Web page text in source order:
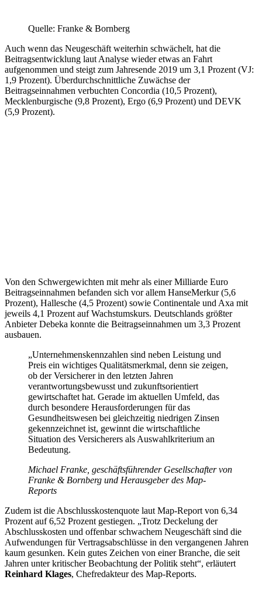
Quelle: Franke & Bornberg
Auch wenn das Neugeschäft weiterhin schwächelt, hat die
Beitragsentwicklung laut Analyse wieder etwas an Fahrt
aufgenommen und steigt zum Jahresende 2019 um 3,1 Prozent (VJ:
1,9 Prozent). Überdurchschnittliche Zuwächse der
Beitragseinnahmen verbuchten Concordia (10,5 Prozent),
Mecklenburgische (9,8 Prozent), Ergo (6,9 Prozent) und DEVK
(5,9 Prozent).
Von den Schwergewichten mit mehr als einer Milliarde Euro
Beitragseinnahmen befanden sich vor allem HanseMerkur (5,6
Prozent), Hallesche (4,5 Prozent) sowie Continentale und Axa mit
jeweils 4,1 Prozent auf Wachstumskurs. Deutschlands größter
Anbieter Debeka konnte die Beitragseinnahmen um 3,3 Prozent
ausbauen.
„Unternehmenskennzahlen sind neben Leistung und
Preis ein wichtiges Qualitätsmerkmal, denn sie zeigen,
ob der Versicherer in den letzten Jahren
verantwortungsbewusst und zukunftsorientiert
gewirtschaftet hat. Gerade im aktuellen Umfeld, das
durch besondere Herausforderungen für das
Gesundheitswesen bei gleichzeitig niedrigen Zinsen
gekennzeichnet ist, gewinnt die wirtschaftliche
Situation des Versicherers als Auswahlkriterium an
Bedeutung.
Michael Franke, geschäftsführender Gesellschafter von
Franke & Bornberg und Herausgeber des Map-
Reports
Zudem ist die Abschlusskostenquote laut Map-Report von 6,34
Prozent auf 6,52 Prozent gestiegen. „Trotz Deckelung der
Abschlusskosten und offenbar schwachem Neugeschäft sind die
Aufwendungen für Vertragsabschlüsse in den vergangenen Jahren
kaum gesunken. Kein gutes Zeichen von einer Branche, die seit
Jahren unter kritischer Beobachtung der Politik steht“, erläutert
Reinhard Klages, Chefredakteur des Map-Reports.